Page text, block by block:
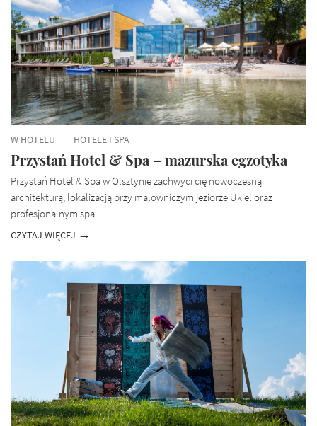
W HOTELU HOTELE I SPA
Przystań Hotel & Spa – mazurska egzotyka
Przystań Hotel & Spa w Olsztynie zachwyci cię nowoczesną
architekturą, lokalizacją przy malowniczym jeziorze Ukiel oraz
profesjonalnym spa.
CZYTAJ WIĘCEJ